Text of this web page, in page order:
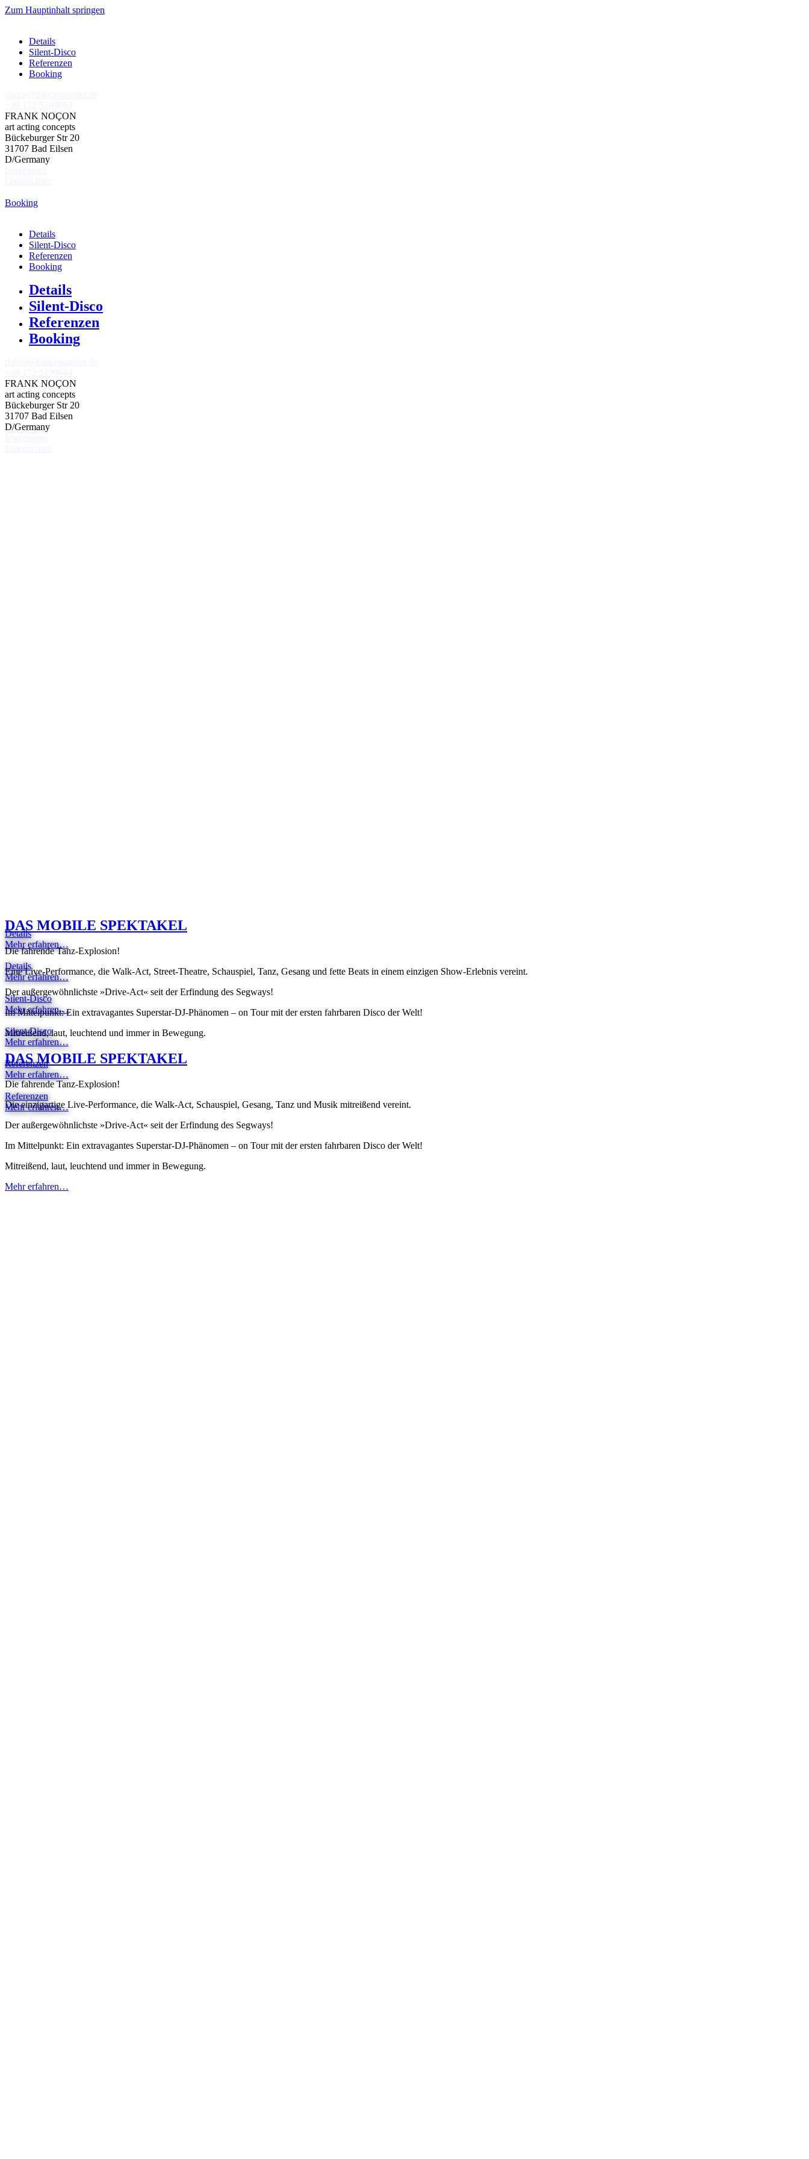
Zum Hauptinhalt springen
Details
Silent-Disco
Referenzen
Booking
FRANK NOÇON
art acting concepts
Bückeburger Str 20
31707 Bad Eilsen
D/Germany
Booking
Details
Silent-Disco
Referenzen
Booking
Details
Silent-Disco
Referenzen
Booking
FRANK NOÇON
art acting concepts
Bückeburger Str 20
31707 Bad Eilsen
D/Germany
DAS MOBILE SPEKTAKEL
Die fahrende Tanz-Explosion!
Eine Live-Performance, die Walk-Act, Street-Theatre, Schauspiel, Tanz, Gesang und fette Beats in einem einzigen Show-Erlebnis vereint.
Der außergewöhnlichste »Drive-Act« seit der Erfindung des Segways!
Im Mittelpunkt: Ein extravagantes Superstar-DJ-Phänomen – on Tour mit der ersten fahrbaren Disco der Welt!
Mitreißend, laut, leuchtend und immer in Bewegung.
DASMOBILE SPEKTAKEL
Die fahrende Tanz-Explosion!
Die einzigartige Live-Performance, die Walk-Act, Schauspiel, Gesang, Tanz und Musik mitreißend vereint.
Der außergewöhnlichste »Drive-Act« seit der Erfindung des Segways!
Im Mittelpunkt: Ein extravagantes Superstar-DJ-Phänomen – on Tour mit der ersten fahrbaren Disco der Welt!
Mitreißend, laut, leuchtend und immer in Bewegung.
Mehr erfahren…
Details
Mehr erfahren…
Details
Mehr erfahren…
Silent-Disco
Mehr erfahren…
Silent-Disco
Mehr erfahren…
Referenzen
Mehr erfahren…
Referenzen
Mehr erfahren…